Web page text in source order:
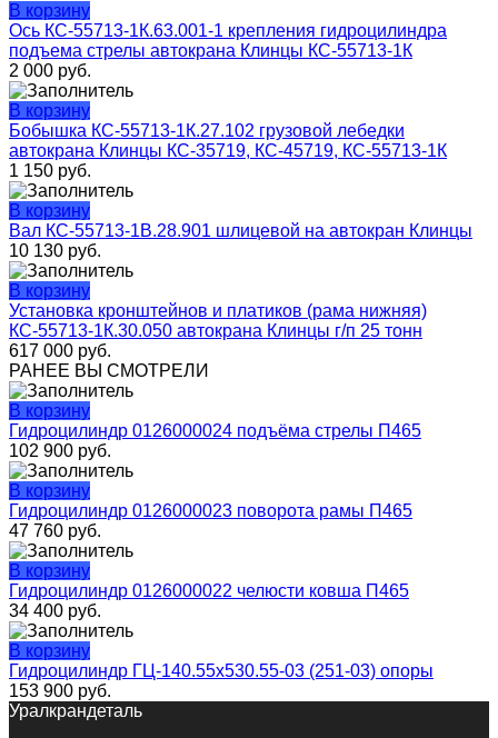
В корзину
Ось КС-55713-1К.63.001-1 крепления гидроцилиндра
подъема стрелы автокрана Клинцы КС-55713-1К
2 000 руб.
В корзину
Бобышка КС-55713-1К.27.102 грузовой лебедки
автокрана Клинцы КС-35719, КС-45719, КС-55713-1К
1 150 руб.
В корзину
Вал КС-55713-1В.28.901 шлицевой на автокран Клинцы
10 130 руб.
В корзину
Установка кронштейнов и платиков (рама нижняя)
КС-55713-1К.30.050 автокрана Клинцы г/п 25 тонн
617 000 руб.
РАНЕЕ ВЫ СМОТРЕЛИ
В корзину
Гидроцилиндр 0126000024 подъёма стрелы П465
102 900 руб.
В корзину
Гидроцилиндр 0126000023 поворота рамы П465
47 760 руб.
В корзину
Гидроцилиндр 0126000022 челюсти ковша П465
34 400 руб.
В корзину
Гидроцилиндр ГЦ-140.55х530.55-03 (251-03) опоры
153 900 руб.
Уралкрандеталь